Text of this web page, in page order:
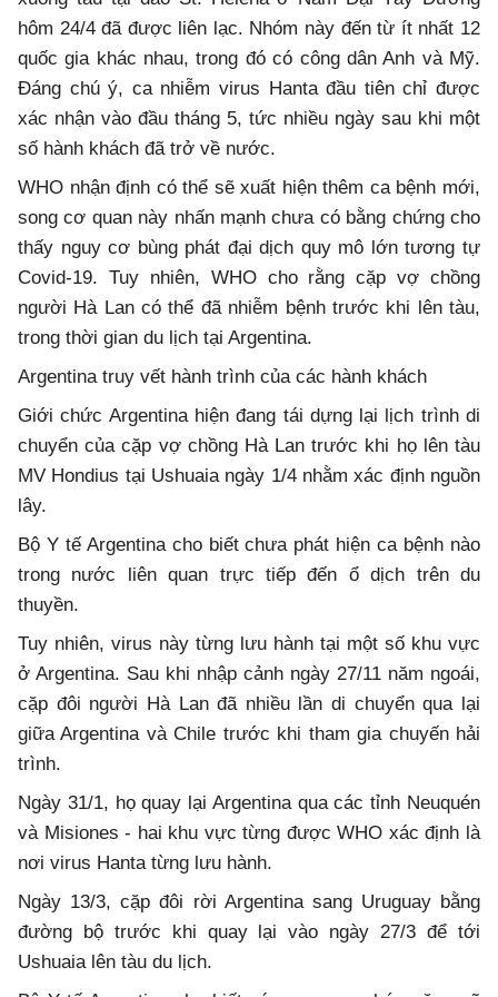
hôm 24/4 đã được liên lạc. Nhóm này đến từ ít nhất 12
quốc gia khác nhau, trong đó có công dân Anh và Mỹ.
Đáng chú ý, ca nhiễm virus Hanta đầu tiên chỉ được
xác nhận vào đầu tháng 5, tức nhiều ngày sau khi một
số hành khách đã trở về nước.
WHO nhận định có thể sẽ xuất hiện thêm ca bệnh mới,
song cơ quan này nhấn mạnh chưa có bằng chứng cho
thấy nguy cơ bùng phát đại dịch quy mô lớn tương tự
Covid-19. Tuy nhiên, WHO cho rằng cặp vợ chồng
người Hà Lan có thể đã nhiễm bệnh trước khi lên tàu,
trong thời gian du lịch tại Argentina.
Argentina truy vết hành trình của các hành khách
Giới chức Argentina hiện đang tái dựng lại lịch trình di
chuyển của cặp vợ chồng Hà Lan trước khi họ lên tàu
MV Hondius tại Ushuaia ngày 1/4 nhằm xác định nguồn
lây.
Bộ Y tế Argentina cho biết chưa phát hiện ca bệnh nào
trong nước liên quan trực tiếp đến ổ dịch trên du
thuyền.
Tuy nhiên, virus này từng lưu hành tại một số khu vực
ở Argentina. Sau khi nhập cảnh ngày 27/11 năm ngoái,
cặp đôi người Hà Lan đã nhiều lần di chuyển qua lại
giữa Argentina và Chile trước khi tham gia chuyến hải
trình.
Ngày 31/1, họ quay lại Argentina qua các tỉnh Neuquén
và Misiones - hai khu vực từng được WHO xác định là
nơi virus Hanta từng lưu hành.
Ngày 13/3, cặp đôi rời Argentina sang Uruguay bằng
đường bộ trước khi quay lại vào ngày 27/3 để tới
Ushuaia lên tàu du lịch.